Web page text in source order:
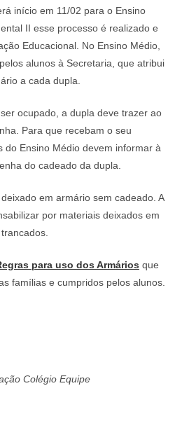
início em 11/02 para o Ensino
II esse processo é realizado e
Educacional. No Ensino Médio,
alunos à Secretaria, que atribui
a cada dupla.
ocupado, a dupla deve trazer ao
Para que recebam o seu
do Ensino Médio devem informar à
do cadeado da dupla.
em armário sem cadeado. A
por materiais deixados em
para uso dos Armários que
famílias e cumpridos pelos alunos.
Colégio Equipe